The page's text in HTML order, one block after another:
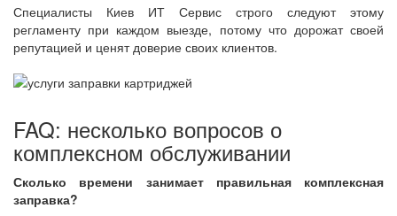
Специалисты Киев ИТ Сервис строго следуют этому
регламенту при каждом выезде, потому что дорожат своей
репутацией и ценят доверие своих клиентов.
FAQ: несколько вопросов о
комплексном обслуживании
Сколько времени занимает правильная комплексная
заправка?